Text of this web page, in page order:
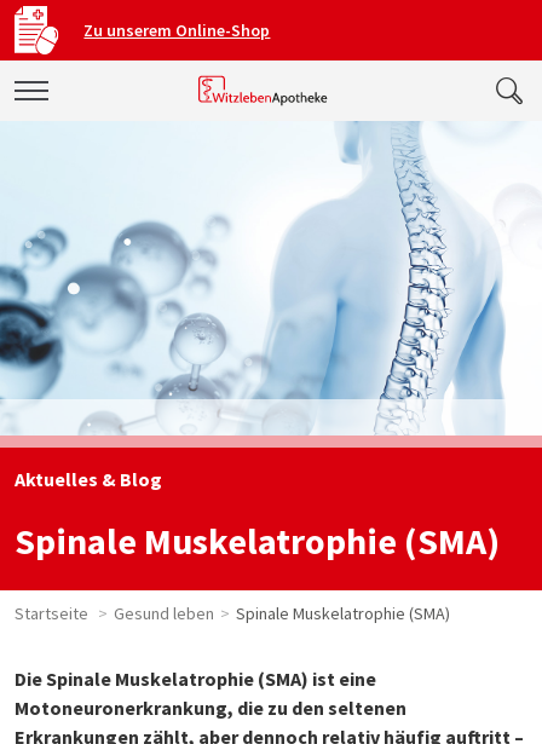
Zu unserem Online-Shop
Aktuelles & Blog
Spinale Muskelatrophie (SMA)
Startseite Gesund leben Spinale Muskelatrophie (SMA)
Die Spinale Muskelatrophie (SMA) ist eine
Motoneuronerkrankung, die zu den seltenen
Erkrankungen zählt, aber dennoch relativ häufig auftritt –